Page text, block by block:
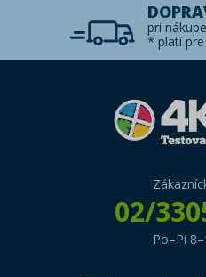
pri
* platí
02/
Po–Pi